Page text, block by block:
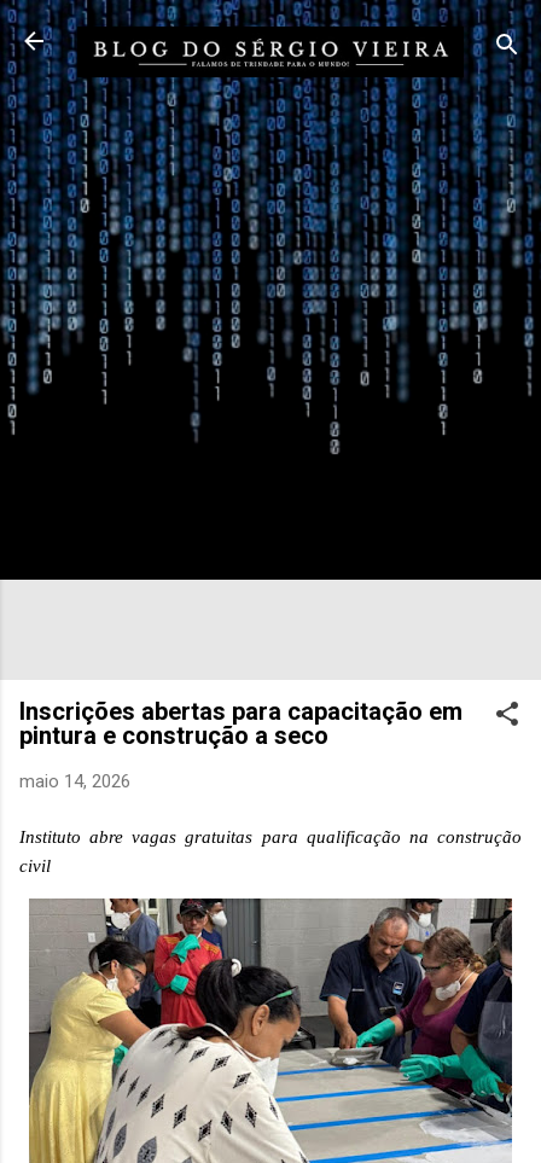
Pular para o conteúdo principal
Inscrições abertas para capacitação em
pintura e construção a seco
maio 14, 2026
Instituto abre vagas gratuitas para qualificação na construção
civil